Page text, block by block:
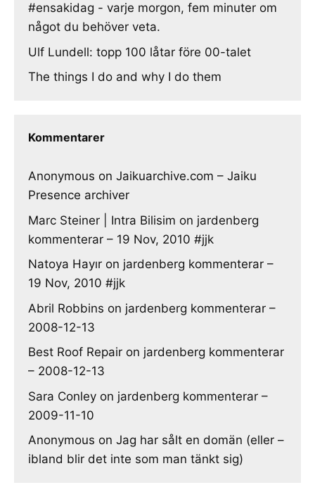
#ensakidag - varje morgon, fem minuter om
något du behöver veta.
Ulf Lundell: topp 100 låtar före 00-talet
The things I do and why I do them
Kommentarer
Anonymous on Jaikuarchive.com – Jaiku
Presence archiver
Marc Steiner | Intra Bilisim on jardenberg
kommenterar – 19 Nov, 2010 #jjk
Natoya Hayır on jardenberg kommenterar –
19 Nov, 2010 #jjk
Abril Robbins on jardenberg kommenterar –
2008-12-13
Best Roof Repair on jardenberg kommenterar
– 2008-12-13
Sara Conley on jardenberg kommenterar –
2009-11-10
Anonymous on Jag har sålt en domän (eller –
ibland blir det inte som man tänkt sig)